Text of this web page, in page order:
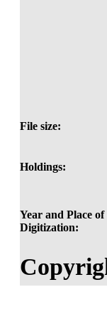
File size:
Holdings:
Year and Place of
Digitization: